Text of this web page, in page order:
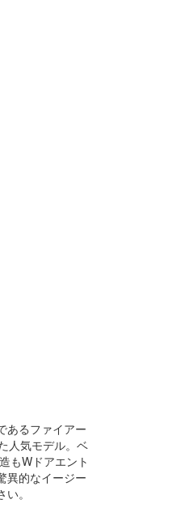
あるファイアー
人気モデル。ベ
もWドアエント
異的なイージー
。